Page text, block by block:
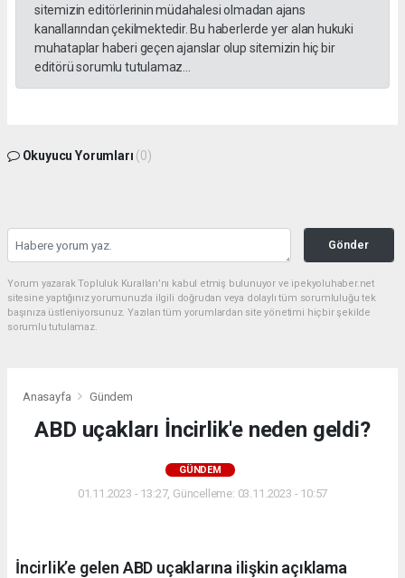
sitemizin editörlerinin müdahalesi olmadan ajans
kanallarından çekilmektedir. Bu haberlerde yer alan hukuki
muhataplar haberi geçen ajanslar olup sitemizin hiç bir
editörü sorumlu tutulamaz...
Okuyucu Yorumları (0)
Gönder
Yorum yazarak Topluluk Kuralları’nı kabul etmiş bulunuyor ve ipekyoluhaber.net
sitesine yaptığınız yorumunuzla ilgili doğrudan veya dolaylı tüm sorumluluğu tek
başınıza üstleniyorsunuz. Yazılan tüm yorumlardan site yönetimi hiçbir şekilde
sorumlu tutulamaz.
Anasayfa Gündem
ABD uçakları İncirlik'e neden geldi?
GÜNDEM
01.11.2023 - 13:27, Güncelleme: 03.11.2023 - 10:57
İncirlik’e gelen ABD uçaklarına ilişkin açıklama